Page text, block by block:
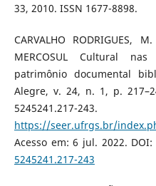
33, 2010. ISSN 1677-8898.
CARVALHO
MERCOSUL Cultural
patrimônio documental
Alegre, v. 24, n. 1, p.
5245241.217-
https://seer.ufrgs.br/
Acesso em: 6 jul. 2022. DOI:
5245241.217-243